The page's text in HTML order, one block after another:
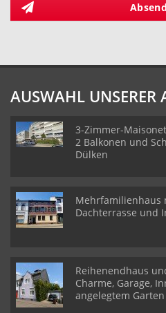
AUSWAHL UNSERER
3-Zimmer-
2 Balkonen und
Dülken
Mehrfamilienhaus
Dachterrasse und
Reihenendhaus
Charme, Garage,
angelegtem Garten